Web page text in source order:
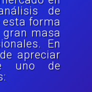
de
esta forma
masa
En
apreciar
uno de